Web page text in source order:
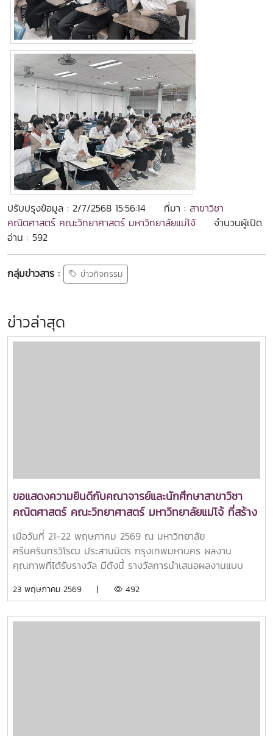
ปรับปรุงข้อมูล : 2/7/2568 15:56:14 ที่มา : สาขาวิชา
คณิตศาสตร์ คณะวิทยาศาสตร์ มหาวิทยาลัยแม่โจ้
จำนวนผู้เปิด
อ่าน : 592
กลุ่มข่าวสาร : ข่าวกิจกรรม
ข่าวล่าสุด
ขอแสดงความยินดีกับคณาจารย์และนักศึกษาสาขาวิชา
คณิตศาสตร์ คณะวิทยาศาสตร์ มหาวิทยาลัยแม่โจ้ ที่สร้าง
ชื่อเสียงและความภาคภูมิใจให้กับมหาวิทยาลัยแม่โจ้ ด้วย
การคว้ารางวัลจาก “ทุกผลงาน” ที่เข้าร่วมนำเสนอในการ
ประชุมวิชาการวิทยาศาสตร์วิจัย ครั้งที่ 17 (SRC17)
เมื่อวันที่ 21-22 พฤษภาคม 2569 ณ มหาวิทยาลัย
ศรีนครินทรวิโรฒ ประสานมิตร กรุงเทพมหานคร ผลงาน
คุณภาพที่ได้รับรางวัล มีดังนี้ รางวัลการนำเสนอผลงานแบบ
and Stability Analysis of a Mathematical Model for
Fruit Borers รางวัลการนำเสนอผลงานแบบปากเปล่า “ระดับดี
23 พฤษภาคม 2569 | 492